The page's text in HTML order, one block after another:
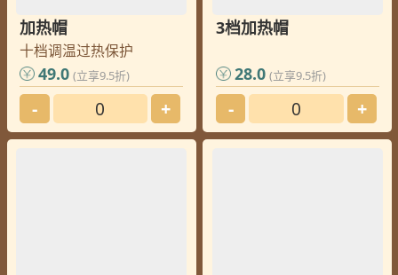
加热帽
十档调温过热保护
49.0 (立享9.5折)
- +
3档加热帽
28.0 (立享9.5折)
- +